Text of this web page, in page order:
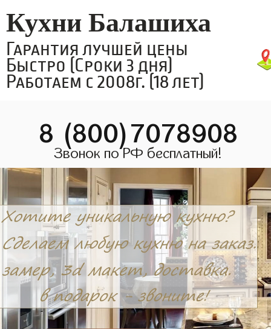
Кухни Балашиха
Гарантия лучшей цены
Быстро (Сроки 3 дня)
Работаем с 2008г. (18 лет)
8 (800)7078908
Звонок по РФ бесплатный!